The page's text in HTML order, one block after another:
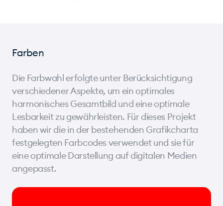
Farben
Die Farbwahl erfolgte unter Berücksichtigung
verschiedener Aspekte, um ein optimales
harmonisches Gesamtbild und eine optimale
Lesbarkeit zu gewährleisten. Für dieses Projekt
haben wir die in der bestehenden Grafikcharta
festgelegten Farbcodes verwendet und sie für
eine optimale Darstellung auf digitalen Medien
angepasst.